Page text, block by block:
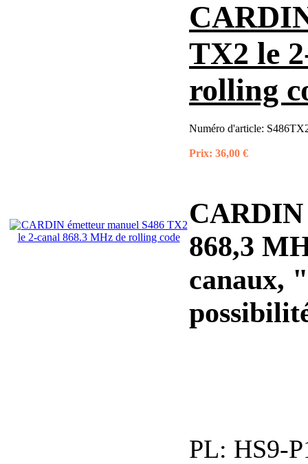
TX2 le
rolling
Numéro d'article:
Prix: 36,00 €
CARDIN
868,3
canaux,
PL: HS9-